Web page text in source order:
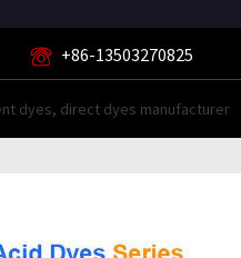
+86-13503270825